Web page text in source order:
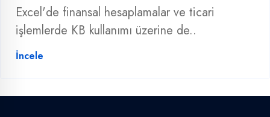
Excel'de finansal hesaplamalar ve ticari
işlemlerde KB kullanımı üzerine de..
İncele